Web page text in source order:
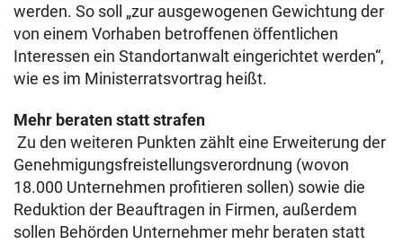
werden. So soll „zur ausgewogenen Gewichtung der
von einem Vorhaben betroffenen öffentlichen
Interessen ein Standortanwalt eingerichtet werden“,
wie es im Ministerratsvortrag heißt.
Mehr beraten statt strafen
Zu den weiteren Punkten zählt eine Erweiterung der
Genehmigungsfreistellungsverordnung (wovon
18.000 Unternehmen profitieren sollen) sowie die
Reduktion der Beauftragen in Firmen, außerdem
sollen Behörden Unternehmer mehr beraten statt